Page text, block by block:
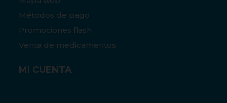
Métodos de pago
Promociones flash
Venta de medicamentos
MI CUENTA